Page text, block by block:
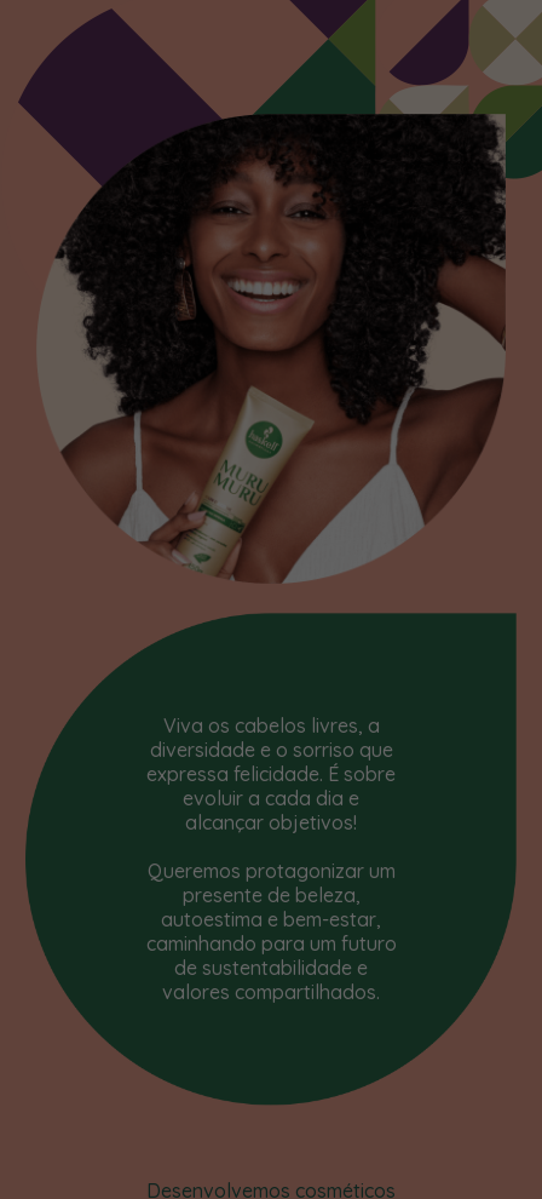
Viva os cabelos livres, a
diversidade e o sorriso que
expressa felicidade. É sobre
evoluir a cada dia e
alcançar objetivos!
Queremos protagonizar um
presente de beleza,
autoestima e bem-estar,
caminhando para um futuro
de sustentabilidade e
valores compartilhados.
Desenvolvemos cosméticos